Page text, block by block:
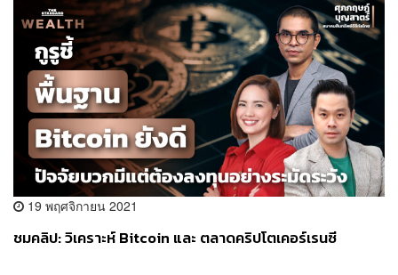
19 พฤศจิกายน 2021
ชมคลิป: วิเคราะห์ Bitcoin และ ตลาดคริปโตเคอร์เรนซี